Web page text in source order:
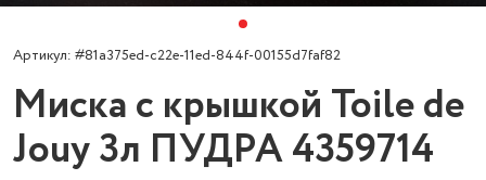
Артикул: #81a375ed-c22e-11ed-844f-00155d7faf82
Миска с крышкой Toile de
Jouy 3л ПУДРА 4359714